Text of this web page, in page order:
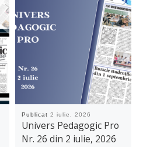
Publicat2 iulie, 2026
Univers Pedagogic Pro
Nr. 26 din 2 iulie, 2026